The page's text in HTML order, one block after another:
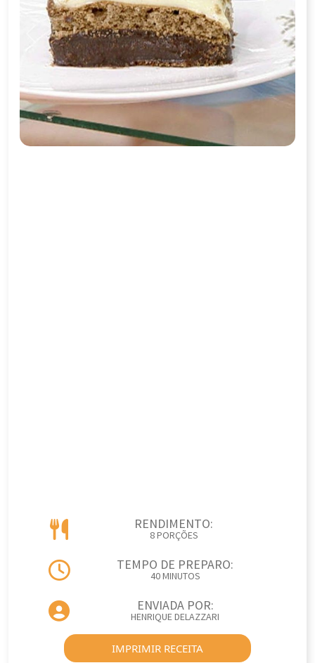
Previous Next
RENDIMENTO:
8 PORÇÕES
TEMPO DE PREPARO:
40 MINUTOS
ENVIADA POR:
HENRIQUE DELAZZARI
IMPRIMIR RECEITA